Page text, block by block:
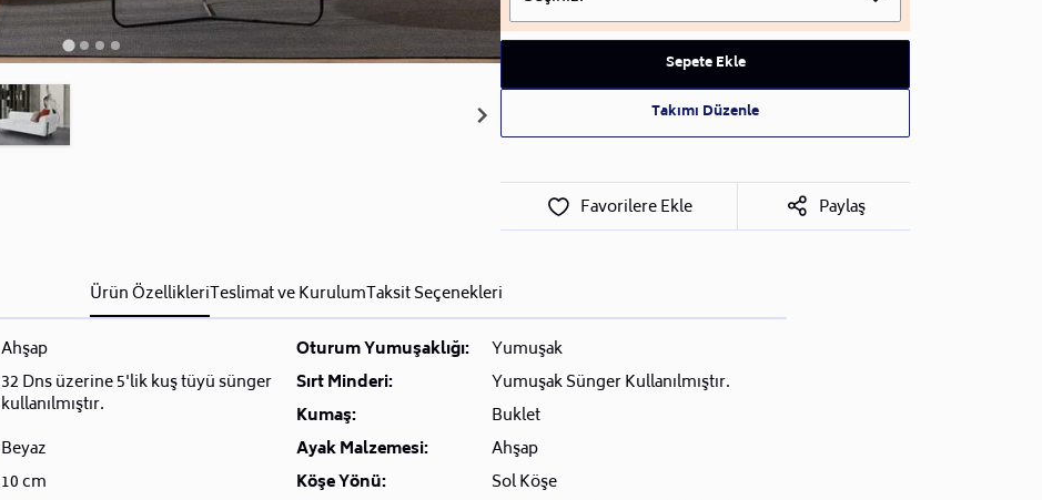
Sepete Ekle
Takımı Düzenle
Favorilere Ekle Paylaş
Ürün ÖzellikleriTeslimat ve KurulumTaksit Seçenekleri
Ahşap Oturum Yumuşaklığı:
Yumuşak
32 Dns üzerine 5'lik kuş tüyü sünger
kullanılmıştır.
Sırt Minderi:
Yumuşak Sünger Kullanılmıştır.
Kumaş:
Buklet
Beyaz Ayak Malzemesi:
Ahşap
10 cm Köşe Yönü:
Sol Köşe